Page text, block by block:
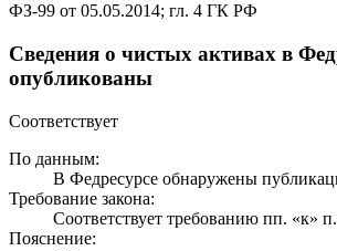
ФЗ-99 от 05.05.2014; гл. 4 ГК РФ
Сведения о чистых активах в
опубликованы
Соответствует
По данным:
В Федресурсе обнаружены
Требование закона:
Соответствует требованию пп. «к»
Пояснение: